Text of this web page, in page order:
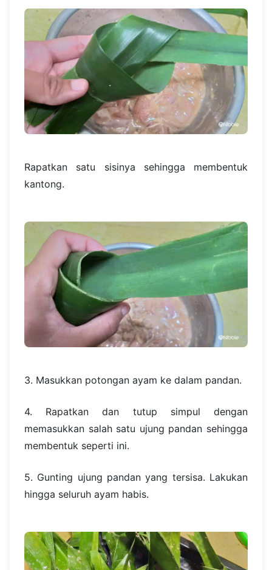
Rapatkan satu sisinya sehingga membentuk
kantong.
3. Masukkan potongan ayam ke dalam pandan.
4. Rapatkan dan tutup simpul dengan
memasukkan salah satu ujung pandan sehingga
membentuk seperti ini.
5. Gunting ujung pandan yang tersisa. Lakukan
hingga seluruh ayam habis.